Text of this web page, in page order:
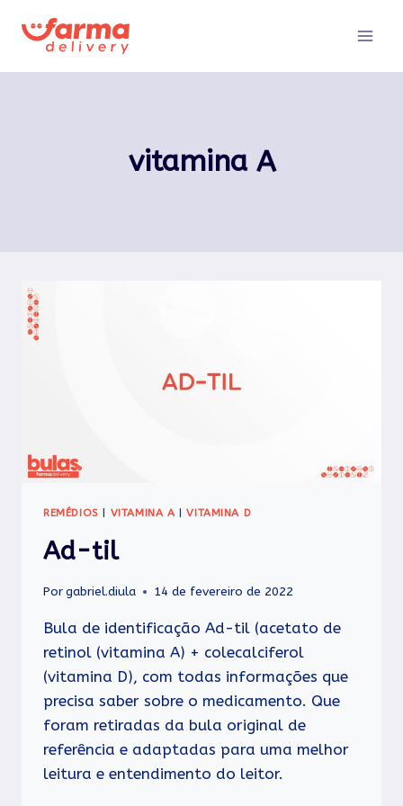
para
vitamina A
REMÉDIOS VITAMINA A|VITAMINA D
Ad-til
Porgabriel.diula 14 de fevereiro de 2022
Bula de identificação Ad-til (acetato de
retinol (vitamina A) + colecalciferol
(vitamina D), com todas informações que
precisa saber sobre o medicamento. Que
foram retiradas da bula original de
referência e adaptadas para uma melhor
leitura e entendimento do leitor.